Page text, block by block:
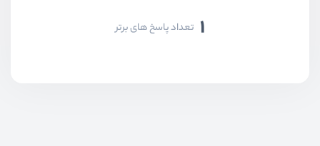
1 تعداد پاسخ های برتر